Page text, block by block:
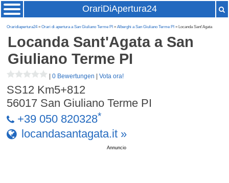
OrariDiApertura24
Oraridiapertura24»Orari di apertura a San Giuliano Terme PI »Alberghi a San Giuliano Terme PI » Locanda Sant'Agata
Locanda Sant'Agataa San
Giuliano Terme PI
|0 Bewertungen |Vota ora!
SS12 Km5+812
56017 San Giuliano Terme PI
+39 050 820328*
locandasantagata.it »
Annuncio